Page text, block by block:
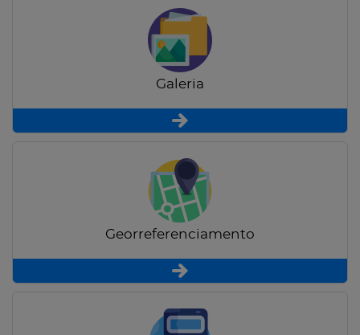
Galeria
Georreferenciamento